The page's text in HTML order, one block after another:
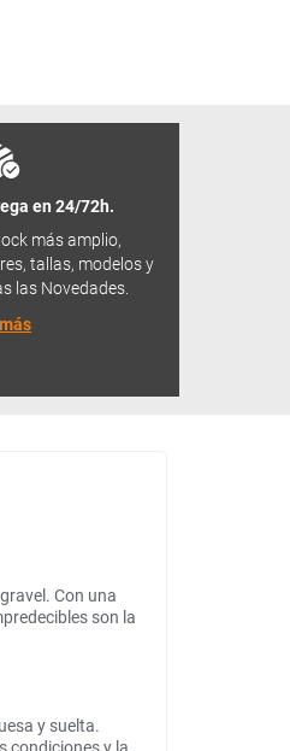
en 24/72h.
más amplio,
tallas, modelos y
las Novedades.
Con una
son la
y suelta.